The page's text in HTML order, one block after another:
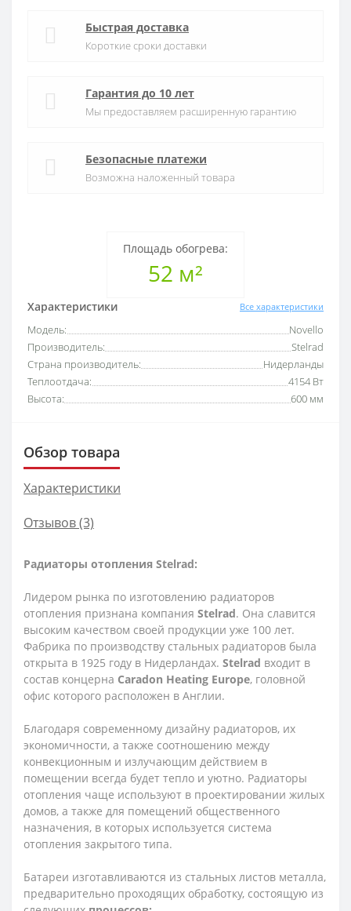
Площадь обогрева:
52 м²
Характеристики Все характеристики
Модель:
Novello
Производитель:
Stelrad
Страна производитель:
Нидерланды
Теплоотдача:
4154 Вт
Высота:
600 мм
Быстрая доставка
Короткие сроки доставки
Гарантия до 10 лет
Мы предоставляем расширенную гарантию
Безопасные платежи
Возможна наложенный товара
Обзор товара
Характеристики
Отзывов (3)
Радиаторы отопления Stelrad:
Лидером рынка по изготовлению радиаторов
отопления признана компания Stelrad. Она славится
высоким качеством своей продукции уже 100 лет.
Фабрика по производству стальных радиаторов была
открыта в 1925 году в Нидерландах. Stelrad входит в
состав концерна Caradon Heating Europe, головной
офис которого расположен в Англии.
Благодаря современному дизайну радиаторов, их
экономичности, а также соотношению между
конвекционным и излучающим действием в
помещении всегда будет тепло и уютно. Радиаторы
отопления чаще используют в проектировании жилых
домов, а также для помещений общественного
назначения, в которых используется система
отопления закрытого типа.
Батареи изготавливаются из стальных листов металла,
предварительно проходящих обработку, состоящую из